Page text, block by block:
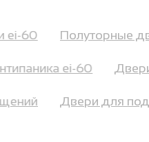
ei-60 Полуторные
ei-60
Двери для